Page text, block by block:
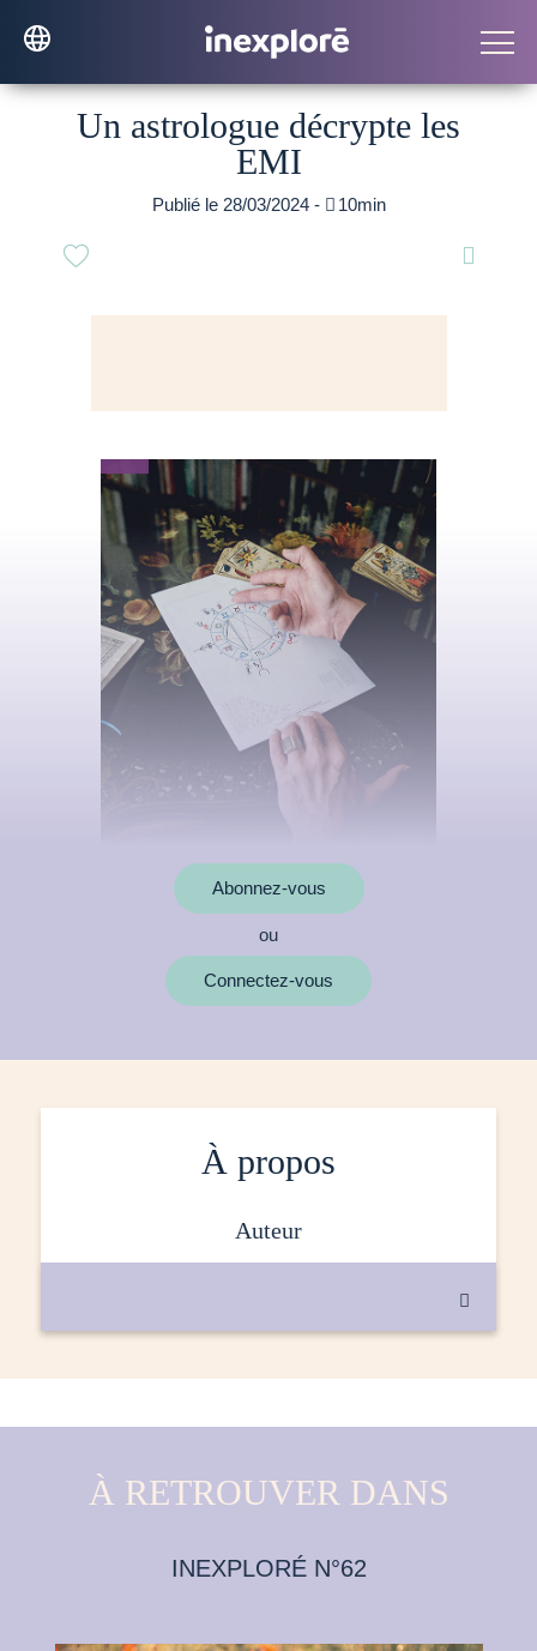
Un astrologue décrypte les
EMI
Publié le 28/03/2024 -  10min

Abonnez-vous
ou
Connectez-vous
À propos
auteur

À RETROUVER DANS
INEXPLORÉ N°62